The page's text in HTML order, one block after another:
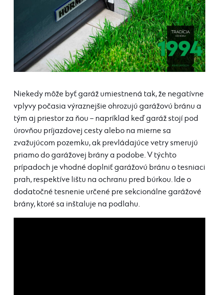
Niekedy môže byť garáž umiestnená tak, že negatívne
vplyvy počasia výraznejšie ohrozujú garážovú bránu a
tým aj priestor za ňou – napríklad keď garáž stojí pod
úrovňou príjazdovej cesty alebo na mierne sa
zvažujúcom pozemku, ak prevládajúce vetry smerujú
priamo do garážovej brány a podobe. V týchto
prípadoch je vhodné doplniť garážovú bránu o tesniaci
prah, respektíve lištu na ochranu pred búrkou. Ide o
dodatočné tesnenie určené pre sekcionálne garážové
brány, ktoré sa inštaluje na podlahu.